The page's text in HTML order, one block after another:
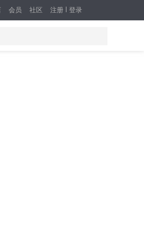
注册 登录
会员 社区